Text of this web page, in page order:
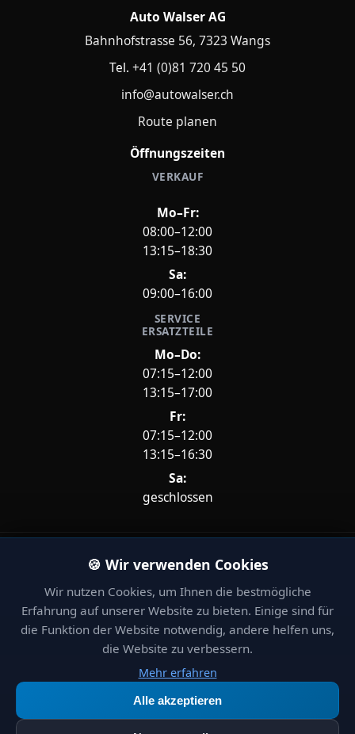
Auto Walser AG
Bahnhofstrasse 56, 7323 Wangs
Tel. +41 (0)81 720 45 50
info@autowalser.ch
Route planen
Öffnungszeiten
VERKAUF
Mo–Fr:
08:00–12:00
13:15–18:30
Sa:
09:00–16:00
SERVICE
ERSATZTEILE
Mo–Do:
07:15–12:00
13:15–17:00
Fr:
07:15–12:00
13:15–16:30
Sa:
geschlossen
Unsere Partner – Ihre Stärke.
© 2026 Auto Walser AG – Die Reise beginnt mit uns.
ImpressumDatenschutzAGB
🍪 Wir verwenden Cookies
Wir nutzen Cookies, um Ihnen die bestmögliche
Erfahrung auf unserer Website zu bieten. Einige sind für
die Funktion der Website notwendig, andere helfen uns,
die Website zu verbessern.
Mehr erfahren
Alle akzeptieren